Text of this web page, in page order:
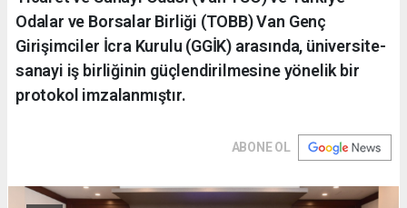
Odalar ve Borsalar Birliği (TOBB) Van Genç
Girişimciler İcra Kurulu (GGİK) arasında, üniversite-
sanayi iş birliğinin güçlendirilmesine yönelik bir
protokol imzalanmıştır.
ABONE OL